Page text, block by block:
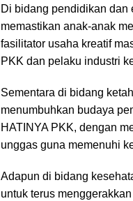
Di bidang pendidikan dan
memastikan anak-anak
fasilitator usaha kreatif
PKK dan pelaku industri
Sementara di bidang
menumbuhkan budaya
HATINYA PKK, dengan
unggas guna memenuhi
Adapun di bidang
untuk terus